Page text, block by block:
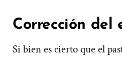
Corrección del
Si bien es cierto que el